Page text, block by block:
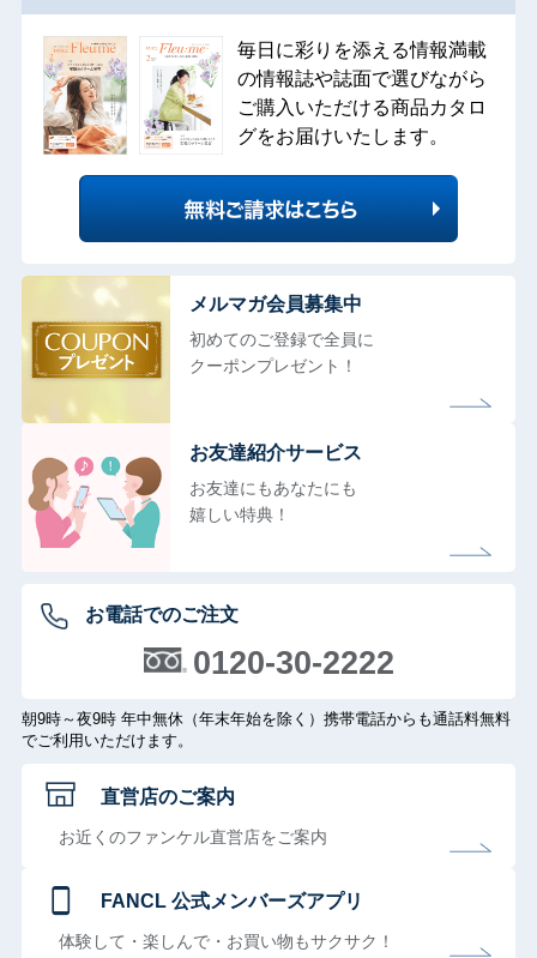
毎日に彩りを添える情報満載
の情報誌や誌面で選びながら
ご購入いただける商品カタロ
グをお届けいたします。
メルマガ会員募集中
初めてのご登録で全員に
クーポンプレゼント！
お友達紹介サービス
お友達にもあなたにも
嬉しい特典！
お電話でのご注文
0120-30-2222
朝9時～夜9時 年中無休（年末年始を除く）携帯電話からも通話料無料
でご利用いただけます。
直営店のご案内
お近くのファンケル直営店をご案内
FANCL 公式メンバーズアプリ
体験して・楽しんで・お買い物もサクサク！